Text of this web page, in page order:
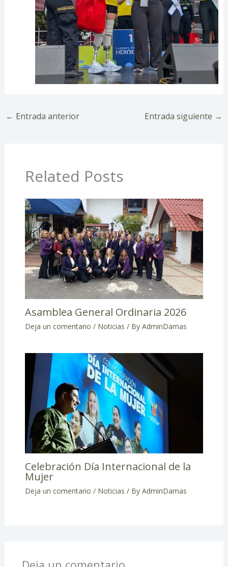
← Entrada anterior Entrada siguiente →
Related Posts
Asamblea General Ordinaria 2026
Deja un comentario / Noticias / By AdminDamas
Celebración Día Internacional de la
Mujer
Deja un comentario / Noticias / By AdminDamas